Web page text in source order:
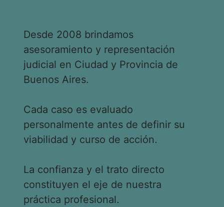
Desde 2008 brindamos
asesoramiento y representación
judicial en Ciudad y Provincia de
Buenos Aires.
Cada caso es evaluado
personalmente antes de definir su
viabilidad y curso de acción.
La confianza y el trato directo
constituyen el eje de nuestra
práctica profesional.